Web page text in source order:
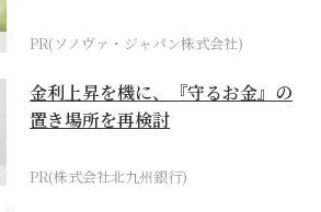
PR(ソノヴァ・ジャパン株式会社)
金利上昇を機に、『守るお金』の
置き場所を再検討
PR(株式会社北九州銀行)